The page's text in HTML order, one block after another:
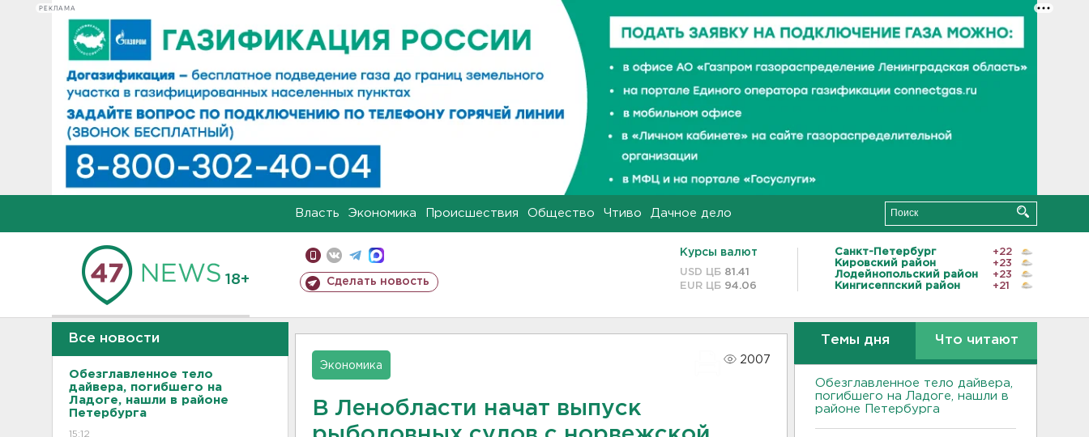
РЕКЛАМА
Власть Экономика Происшествия Общество Чтиво Дачное дело
18+ Сделать новость
Курсы валют
USD ЦБ 81.41
EUR ЦБ 94.06
Санкт-Петербург
+22
Кировский район
+23
Лодейнопольский район
+23
Кингисеппский район
+21
Все новости
Обезглавленное тело
дайвера, погибшего на
Ладоге, нашли в районе
Петербурга
15:12
Экономика
2007
В Ленобласти начат выпуск
Темы дня Что читают
Обезглавленное тело дайвера,
погибшего на Ладоге, нашли в
районе Петербурга